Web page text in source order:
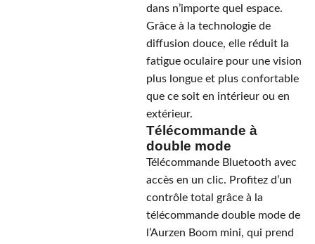
dans n’importe quel espace.
Grâce à la technologie de
diffusion douce, elle réduit la
fatigue oculaire pour une vision
plus longue et plus confortable
que ce soit en intérieur ou en
extérieur.
Télécommande à
double mode
Télécommande Bluetooth avec
accès en un clic. Profitez d’un
contrôle total grâce à la
télécommande double mode de
l’Aurzen Boom mini, qui prend